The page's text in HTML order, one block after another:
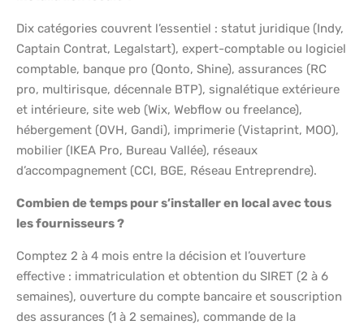
Dix catégories couvrent l’essentiel : statut juridique (Indy,
Captain Contrat, Legalstart), expert-comptable ou logiciel
comptable, banque pro (Qonto, Shine), assurances (RC
pro, multirisque, décennale BTP), signalétique extérieure
et intérieure, site web (Wix, Webflow ou freelance),
hébergement (OVH, Gandi), imprimerie (Vistaprint, MOO),
mobilier (IKEA Pro, Bureau Vallée), réseaux
d’accompagnement (CCI, BGE, Réseau Entreprendre).
Combien de temps pour s’installer en local avec tous
les fournisseurs ?
Comptez 2 à 4 mois entre la décision et l’ouverture
effective : immatriculation et obtention du SIRET (2 à 6
semaines), ouverture du compte bancaire et souscription
des assurances (1 à 2 semaines), commande de la